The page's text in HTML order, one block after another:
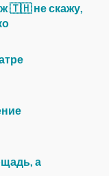
🇹🇭 не скажу,
а